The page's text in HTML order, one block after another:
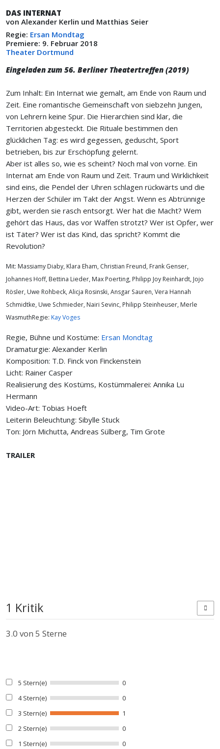
DAS INTERNAT
von Alexander Kerlin und Matthias Seier
Regie: Ersan Mondtag
Premiere: 9. Februar 2018
Theater Dortmund
Eingeladen zum 56. Berliner Theatertreffen (2019)
Zum Inhalt: Ein Internat wie gemalt, am Ende von Raum und
Zeit. Eine romantische Gemeinschaft von siebzehn Jungen,
von Lehrern keine Spur. Die Hierarchien sind klar, die
Territorien abgesteckt. Die Rituale bestimmen den
glücklichen Tag: es wird gegessen, geduscht, Sport
betrieben, bis zur Erschöpfung gelernt.
Aber ist alles so, wie es scheint? Noch mal von vorne. Ein
Internat am Ende von Raum und Zeit. Traum und Wirklichkeit
sind eins, die Pendel der Uhren schlagen rückwärts und die
Herzen der Schüler im Takt der Angst. Wenn es Abtrünnige
gibt, werden sie rasch entsorgt. Wer hat die Macht? Wem
gehört das Haus, das vor Waffen strotzt? Wer ist Opfer, wer
ist Täter? Wer ist das Kind, das spricht? Kommt die
Revolution?
Mit: Massiamy Diaby, Klara Eham, Christian Freund, Frank Genser,
Johannes Hoff, Bettina Lieder, Max Poerting, Philipp Joy Reinhardt, Jojo
Rösler, Uwe Rohbeck, Alicja Rosinski, Ansgar Sauren, Vera Hannah
Schmidtke, Uwe Schmieder, Nairi Sevinc, Philipp Steinheuser, Merle
WasmuthRegie: Kay Voges
Regie, Bühne und Kostüme: Ersan Mondtag
Dramaturgie: Alexander Kerlin
Komposition: T.D. Finck von Finckenstein
Licht: Rainer Casper
Realisierung des Kostüms, Kostümmalerei: Annika Lu
Hermann
Video-Art: Tobias Hoeft
Leiterin Beleuchtung: Sibylle Stuck
Ton: Jörn Michutta, Andreas Sülberg, Tim Grote
TRAILER
1 Kritik
3.0 von 5 Sterne
5 Stern(e)
0
4 Stern(e)
0
3 Stern(e)
1
2 Stern(e)
0
1 Stern(e)
0